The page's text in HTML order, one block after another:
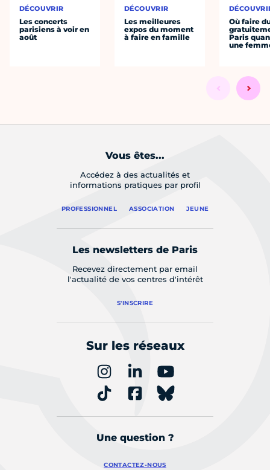
DÉCOUVRIR
Les concerts
parisiens à voir en
août
DÉCOUVRIR
Les meilleures
expos du moment
à faire en famille
Où faire
Paris
une
Vous êtes...
Accédez à des actualités et
informations pratiques par profil
PROFESSIONNEL ASSOCIATION JEUNE
Les newsletters de Paris
Recevez directement par email
l'actualité de vos centres d'intérêt
S'INSCRIRE
Sur les réseaux
Une question ?
CONTACTEZ-NOUS